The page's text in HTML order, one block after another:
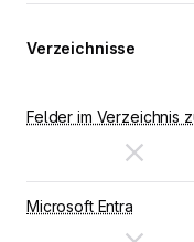
Verzeichnisse
Felder im Verzeichnis
Microsoft Entra